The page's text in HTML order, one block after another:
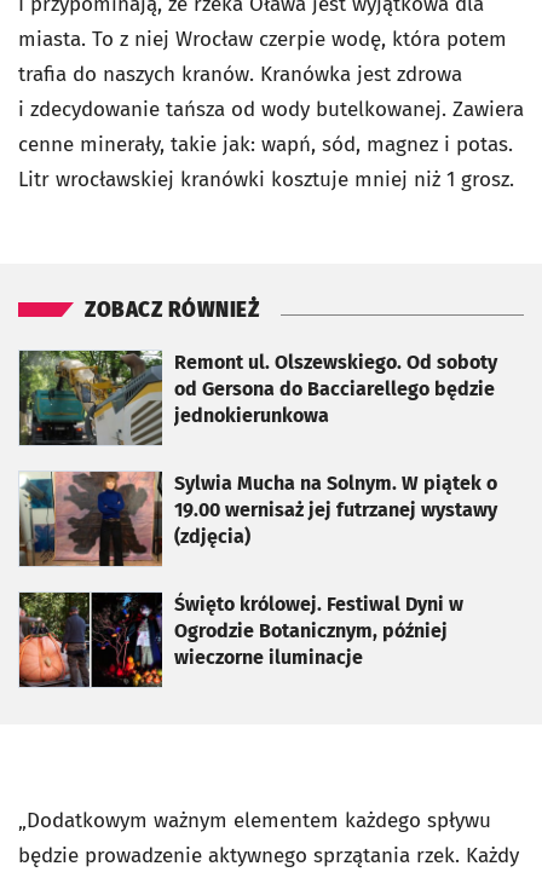
miasta. To z niej Wrocław czerpie wodę, która potem
trafia do naszych kranów. Kranówka jest zdrowa
i zdecydowanie tańsza od wody butelkowanej. Zawiera
cenne minerały, takie jak: wapń, sód, magnez i potas.
Litr wrocławskiej kranówki kosztuje mniej niż 1 grosz.
ZOBACZ RÓWNIEŻ
Remont ul. Olszewskiego. Od soboty
od Gersona do Bacciarellego będzie
jednokierunkowa
otworzy się w nowej karcie
Sylwia Mucha na Solnym. W piątek o
19.00 wernisaż jej futrzanej wystawy
(zdjęcia)
otworzy się w nowej karcie
Święto królowej. Festiwal Dyni w
Ogrodzie Botanicznym, później
wieczorne iluminacje
otworzy się w nowej karcie
„Dodatkowym ważnym elementem każdego spływu
będzie prowadzenie aktywnego sprzątania rzek. Każdy